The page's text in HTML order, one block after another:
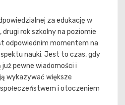
za edukację w
drugi rok szkolny na poziomie
odpowiednim momentem na
nauki. Jest to czas, gdy
pewne wiadomości i
wykazywać większe
i otoczeniem